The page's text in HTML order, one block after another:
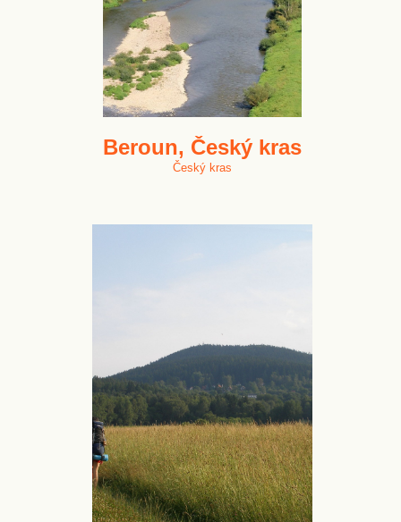
Beroun, Český kras
Český kras